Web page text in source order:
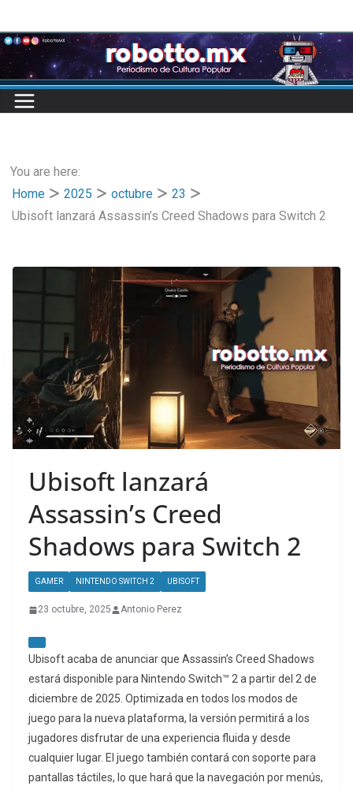
to
content
You are here:
Home
2025 octubre
23
Ubisoft lanzará Assassin’s Creed Shadows para Switch 2
Ubisoft lanzará
Assassin’s Creed
Shadows para Switch 2
GAMER NINTENDO SWITCH 2 UBISOFT
23 octubre, 2025 Antonio Perez
Ubisoft acaba de anunciar que Assassin’s Creed Shadows
estará disponible para Nintendo Switch™ 2 a partir del 2 de
diciembre de 2025. Optimizada en todos los modos de
juego para la nueva plataforma, la versión permitirá a los
jugadores disfrutar de una experiencia fluida y desde
cualquier lugar. El juego también contará con soporte para
pantallas táctiles, lo que hará que la navegación por menús,